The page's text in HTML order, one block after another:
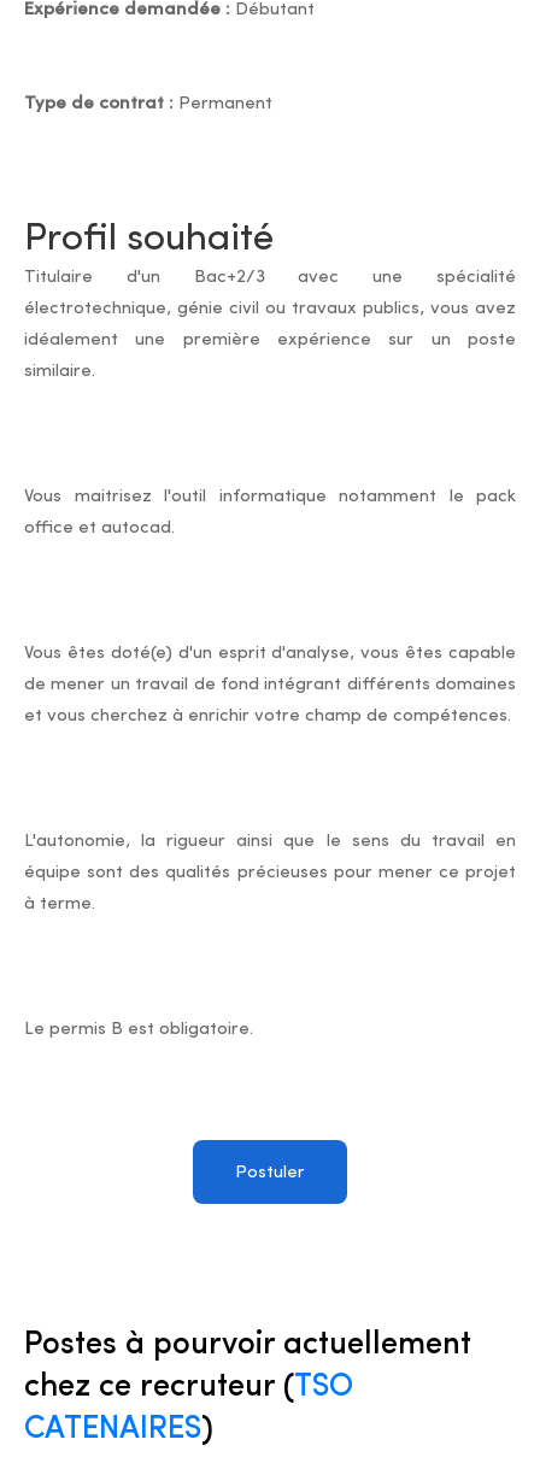
Expérience demandée : Débutant
Type de contrat : Permanent
Profil souhaité
Titulaire d'un Bac+2/3 avec une spécialité
électrotechnique, génie civil ou travaux publics, vous avez
idéalement une première expérience sur un poste
similaire.
Vous maitrisez l'outil informatique notamment le pack
office et autocad.
Vous êtes doté(e) d'un esprit d'analyse, vous êtes capable
de mener un travail de fond intégrant différents domaines
et vous cherchez à enrichir votre champ de compétences.
L'autonomie, la rigueur ainsi que le sens du travail en
équipe sont des qualités précieuses pour mener ce projet
à terme.
Le permis B est obligatoire.
Postuler
Postes à pourvoir actuellement
chez ce recruteur ( TSO
CATENAIRES)